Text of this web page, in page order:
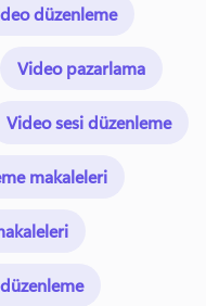
düzenleme
Video pazarlama
Video sesi düzenleme
makaleleri